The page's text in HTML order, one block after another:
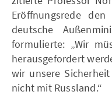
Eröffnungsrede
deutsche
formulierte: „Wir
herausgefordert
wir unsere
nicht mit Russland.“